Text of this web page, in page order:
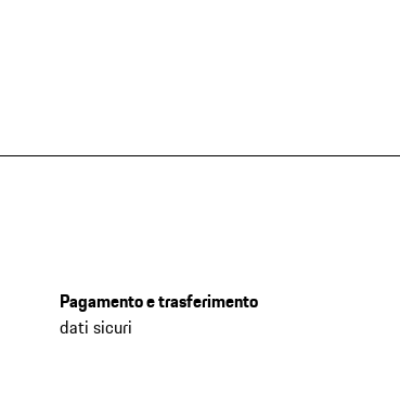
Pagamento e trasferimento
dati sicuri